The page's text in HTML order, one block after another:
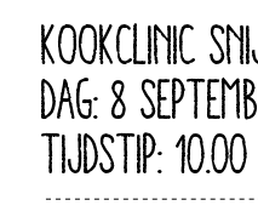
KOOKCLINIC
DAG: 8
TIJDSTIP: